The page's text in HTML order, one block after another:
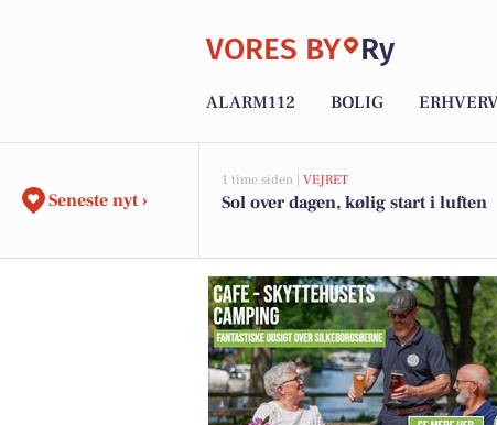
VORES BY Ry
ALARM112 BOLIG
Seneste nyt ›
1 time siden | VEJRET
Sol over dagen, kølig start i luften